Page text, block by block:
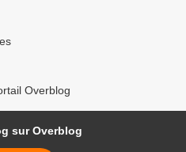
Overblog
sur Overblog